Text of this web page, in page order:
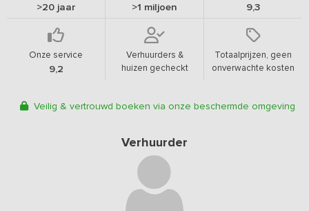
>20 jaar >1 miljoen 9,3
Onze service
9,2
Verhuurders &
huizen gecheckt
Totaalprijzen, geen
onverwachte kosten
Veilig & vertrouwd boeken via onze beschermde omgeving
Verhuurder